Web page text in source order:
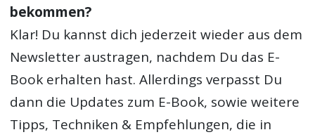
bekommen?
Klar! Du kannst dich jederzeit wieder aus dem
Newsletter austragen, nachdem Du das E-
Book erhalten hast. Allerdings verpasst Du
dann die Updates zum E-Book, sowie weitere
Tipps, Techniken & Empfehlungen, die in